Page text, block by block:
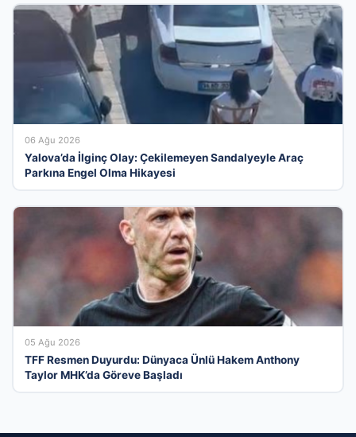
06 Ağu 2026
Yalova’da İlginç Olay: Çekilemeyen Sandalyeyle Araç
Parkına Engel Olma Hikayesi
05 Ağu 2026
TFF Resmen Duyurdu: Dünyaca Ünlü Hakem Anthony
Taylor MHK’da Göreve Başladı